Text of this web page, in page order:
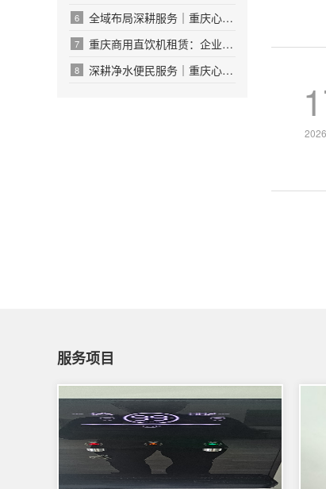
6 全域布局深耕服务｜重庆心园净水直饮水机租赁业务覆盖江津、璧山、合川、永川，火热招募本地售后人员
7 重庆商用直饮机租赁：企业替代桶装水省心省钱解决方案
8 深耕净水便民服务｜重庆心园净水设备有限公司全新承接各大小区售水机铺设工程
服务项目